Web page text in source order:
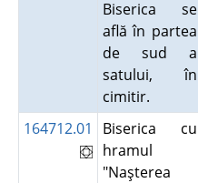
Biserica se
află în partea
de sud a
satului, în
cimitir.
164712.01
Biserica cu
hramul
"Naşterea